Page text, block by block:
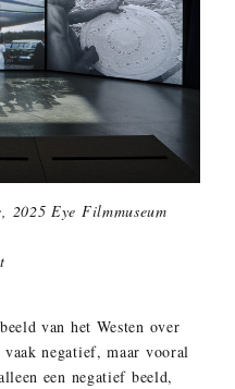
2025 Eye Filmmuseum
van het Westen over
negatief, maar vooral
een negatief beeld,